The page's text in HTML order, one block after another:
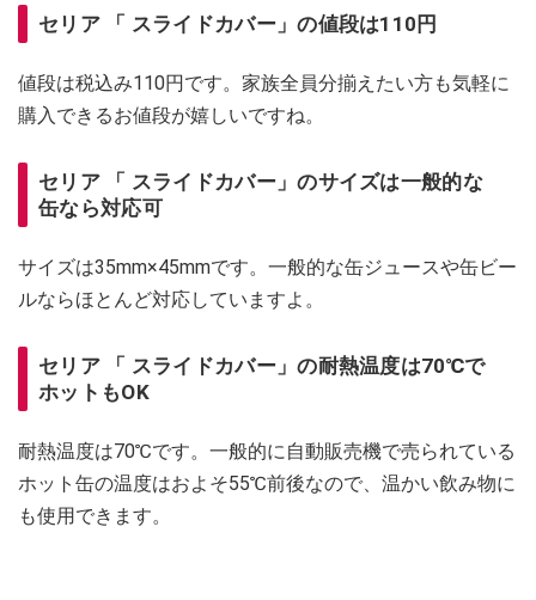
セリア 「 スライドカバー」の値段は110円
値段は税込み110円です。家族全員分揃えたい方も気軽に
購入できるお値段が嬉しいですね。
セリア 「 スライドカバー」のサイズは一般的な
缶なら対応可
サイズは35mm×45mmです。一般的な缶ジュースや缶ビー
ルならほとんど対応していますよ。
セリア 「 スライドカバー」の耐熱温度は70℃で
ホットもOK
耐熱温度は70℃です。一般的に自動販売機で売られている
ホット缶の温度はおよそ55℃前後なので、温かい飲み物に
も使用できます。